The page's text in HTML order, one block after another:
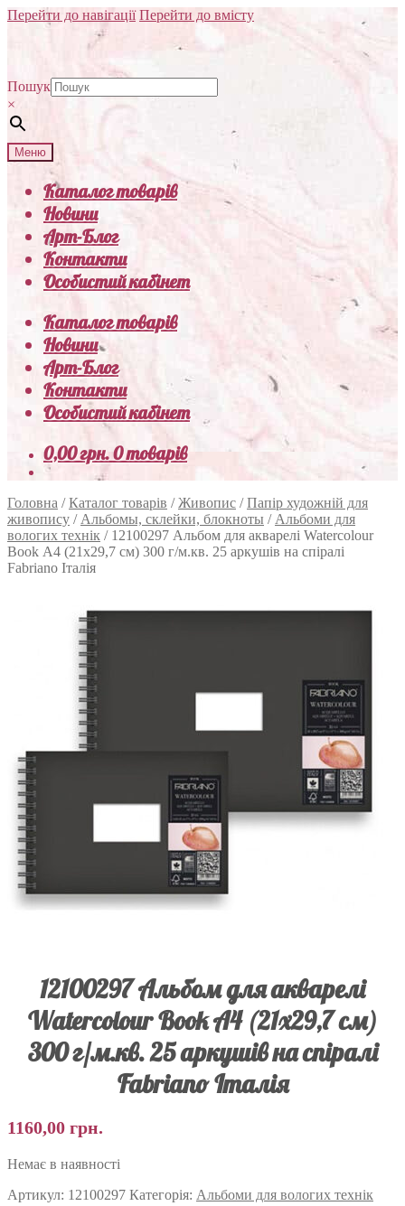
Перейти до навігації Перейти до вмісту
Пошук
×
Меню
Каталог товарів
Новини
Арт-Блог
Контакти
Особистий кабінет
Каталог товарів
Новини
Арт-Блог
Контакти
Особистий кабінет
0,00грн.0 товарів
Головна /Каталог товарів /Живопис /Папір художній для
живопису / Альбомы, склейки, блокноты / Альбоми для
вологих технік / 12100297 Альбом для акварелі Watercolour
Book А4 (21х29,7 см) 300 г/м.кв. 25 аркушів на спіралі
Fabriano Італія
12100297 Альбом для акварелі
Watercolour Book А4 (21х29,7 см)
300 г/м.кв. 25 аркушів на спіралі
Fabriano Італія
1160,00 грн.
Немає в наявності
Артикул: 12100297 Категорія: Альбоми для вологих технік